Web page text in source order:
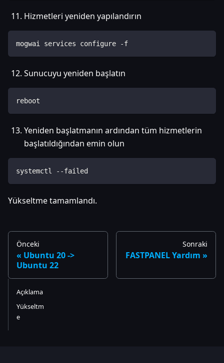
Hizmetleri yeniden yapılandırın
mogwai services configure -f
Sunucuyu yeniden başlatın
reboot
Yeniden başlatmanın ardından tüm hizmetlerin
başlatıldığından emin olun
systemctl --failed
Yükseltme tamamlandı.
Önceki
Ubuntu 20 ->
Ubuntu 22
Sonraki
FASTPANEL Yardım
Açıklama
Yükseltm
e